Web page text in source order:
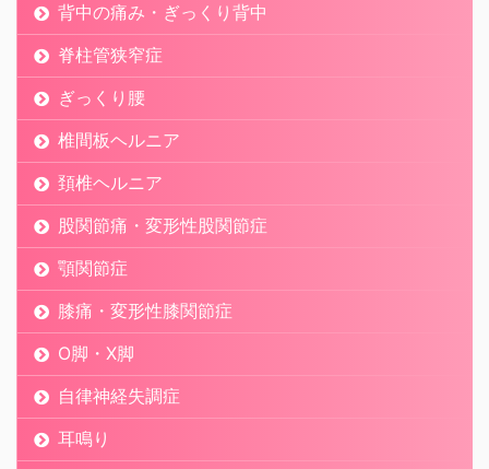
背中の痛み・ぎっくり背中
脊柱管狭窄症
ぎっくり腰
椎間板ヘルニア
頚椎ヘルニア
股関節痛・変形性股関節症
顎関節症
膝痛・変形性膝関節症
O脚・X脚
自律神経失調症
耳鳴り